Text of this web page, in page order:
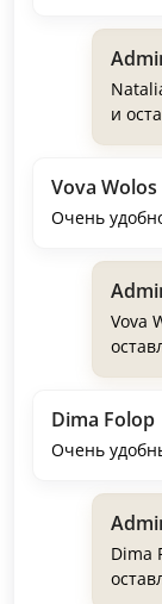
и
Vova Wolos
Очень
Vova
Dima Folop
Очень
Dima